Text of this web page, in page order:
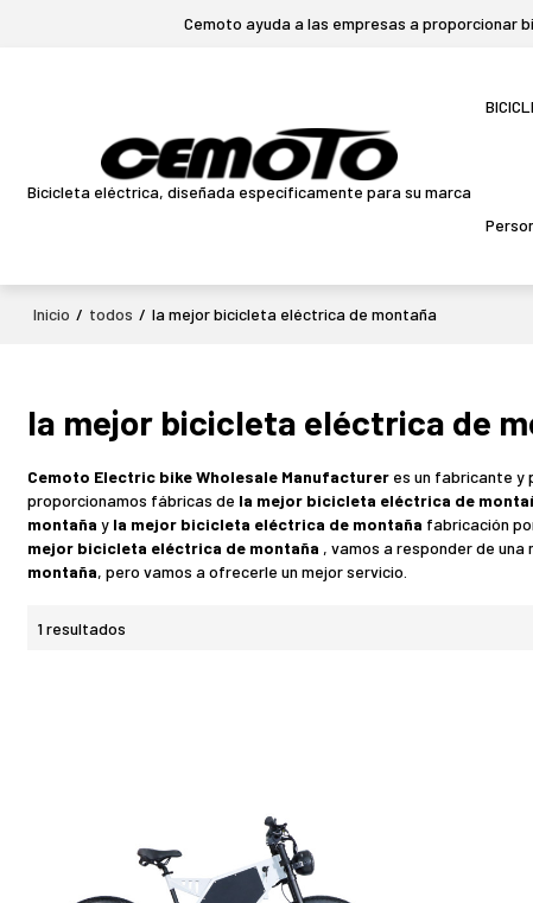
Cemoto ayuda a las empresas a proporcionar
Bicicleta eléctrica, diseñada específicamente para su marca
Inicio / todos / la mejor bicicleta eléctrica de montaña
la mejor bicicleta eléctrica de
Cemoto Electric bike Wholesale Manufacturer es un fabricante y
proporcionamos fábricas de la mejor bicicleta eléctrica de
montaña y la mejor bicicleta eléctrica de montaña fabricación
mejor bicicleta eléctrica de montaña , vamos a responder de
montaña, pero vamos a ofrecerle un mejor servicio.
1 resultados